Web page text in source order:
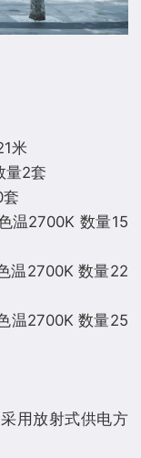
米
量2套
温2700K 数量15
温2700K 数量22
温2700K 数量25
用放射式供电方